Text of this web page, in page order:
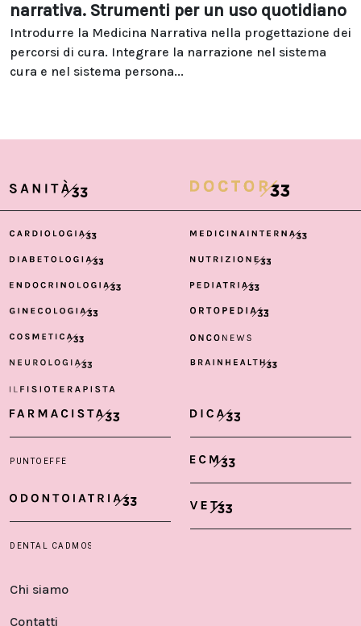
narrativa. Strumenti per un uso quotidiano
Introdurre la Medicina Narrativa nella progettazione dei
percorsi di cura. Integrare la narrazione nel sistema
cura e nel sistema persona...
Chi siamo
Contatti